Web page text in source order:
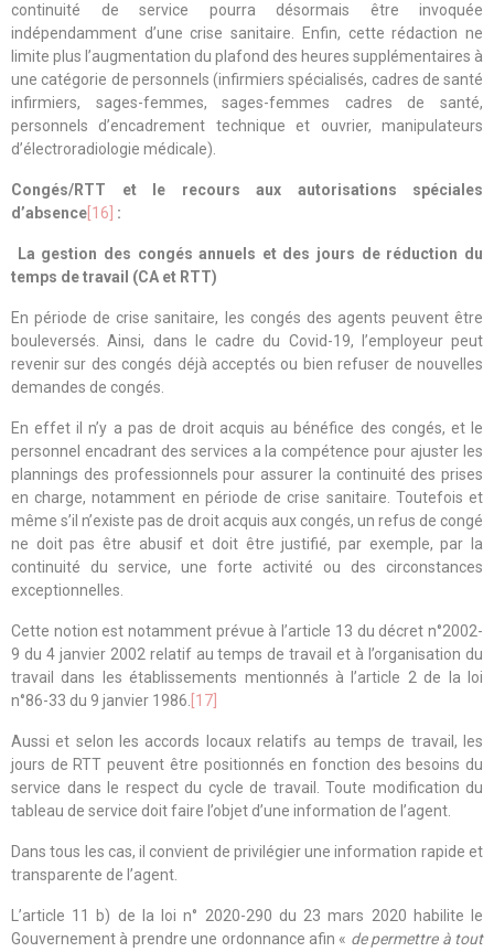
continuité de service pourra désormais être invoquée
indépendamment d’une crise sanitaire. Enfin, cette rédaction ne
limite plus l’augmentation du plafond des heures supplémentaires à
une catégorie de personnels (infirmiers spécialisés, cadres de santé
infirmiers, sages-femmes, sages-femmes cadres de santé,
personnels d’encadrement technique et ouvrier, manipulateurs
d’électroradiologie médicale).
Congés/RTT et le recours aux autorisations spéciales
d’absence [16] :
La gestion des congés annuels et des jours de réduction du
temps de travail (CA et RTT)
En période de crise sanitaire, les congés des agents peuvent être
bouleversés. Ainsi, dans le cadre du Covid-19, l’employeur peut
revenir sur des congés déjà acceptés ou bien refuser de nouvelles
demandes de congés.
En effet il n’y a pas de droit acquis au bénéfice des congés, et le
personnel encadrant des services a la compétence pour ajuster les
plannings des professionnels pour assurer la continuité des prises
en charge, notamment en période de crise sanitaire. Toutefois et
même s’il n’existe pas de droit acquis aux congés, un refus de congé
ne doit pas être abusif et doit être justifié, par exemple, par la
continuité du service, une forte activité ou des circonstances
exceptionnelles.
Cette notion est notamment prévue à l’article 13 du décret n°2002-
9 du 4 janvier 2002 relatif au temps de travail et à l’organisation du
travail dans les établissements mentionnés à l’article 2 de la loi
n°86-33 du 9 janvier 1986. [17]
Aussi et selon les accords locaux relatifs au temps de travail, les
jours de RTT peuvent être positionnés en fonction des besoins du
service dans le respect du cycle de travail. Toute modification du
tableau de service doit faire l’objet d’une information de l’agent.
Dans tous les cas, il convient de privilégier une information rapide et
transparente de l’agent.
L’article 11 b) de la loi n° 2020-290 du 23 mars 2020 habilite le
Gouvernement à prendre une ordonnance afin « de permettre à tout